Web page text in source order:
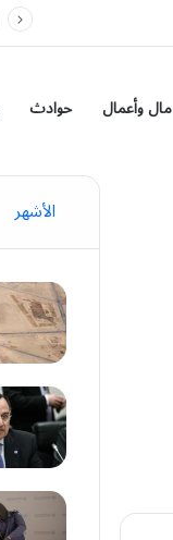
مال وأعمال حوادث
الأشهر